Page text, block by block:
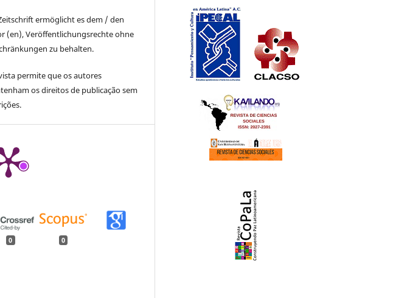
ermöglicht es dem / den
(en), Veröffentlichungsrechte ohne
zu behalten.
permite que os autores
os direitos de publicação sem
0 0